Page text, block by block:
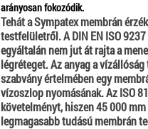
arányosan fokozódik.
Tehát a Sympatex membrán
testfelületről. A DIN EN ISO
egyáltalán nem jut át rajta a
légréteget. Az anyag a
szabvány értelmében egy
vízoszlop nyomásának. Az ISO
követelményt, hiszen 45 000
legmagasabb tudású membrán